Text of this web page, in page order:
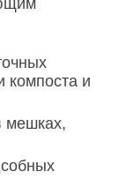
компоста и
мешках,